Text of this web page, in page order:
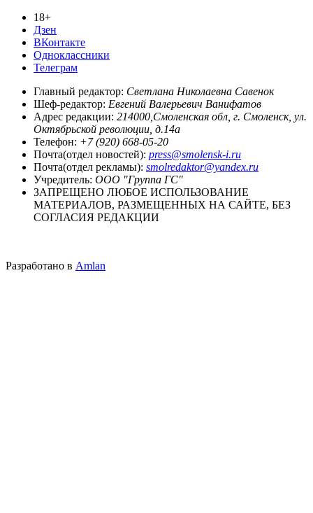
18+
Дзен
ВКонтакте
Одноклассники
Телеграм
Главный редактор: Светлана Николаевна Савенок
Шеф-редактор: Евгений Валерьевич Ванифатов
Адрес редакции: 214000,Смоленская обл, г. Смоленск, ул.
Октябрьской революции, д.14а
Телефон: +7 (920) 668-05-20
Почта(отдел новостей): press@smolensk-i.ru
Почта(отдел рекламы): smolredaktor@yandex.ru
Учредитель: ООО "Группа ГС"
ЗАПРЕЩЕНО ЛЮБОЕ ИСПОЛЬЗОВАНИЕ
МАТЕРИАЛОВ, РАЗМЕЩЕННЫХ НА САЙТЕ, БЕЗ
СОГЛАСИЯ РЕДАКЦИИ
Разработано в Amlan